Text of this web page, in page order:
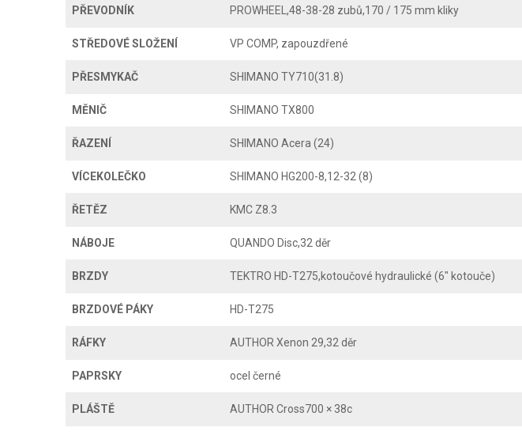
PŘEVODNÍK PROWHEEL,48-38-28 zubů,170 / 175 mm kliky
STŘEDOVÉ SLOŽENÍ VP COMP, zapouzdřené
PŘESMYKAČ SHIMANO TY710(31.8)
MĚNIČ SHIMANO TX800
ŘAZENÍ SHIMANO Acera (24)
VÍCEKOLEČKO SHIMANO HG200-8,12-32 (8)
ŘETĚZ KMC Z8.3
NÁBOJE QUANDO Disc,32 děr
BRZDY TEKTRO HD-T275,kotoučové hydraulické (6" kotouče)
BRZDOVÉ PÁKY HD-T275
RÁFKY AUTHOR Xenon 29,32 děr
PAPRSKY ocel černé
PLÁŠTĚ AUTHOR Cross700 × 38c